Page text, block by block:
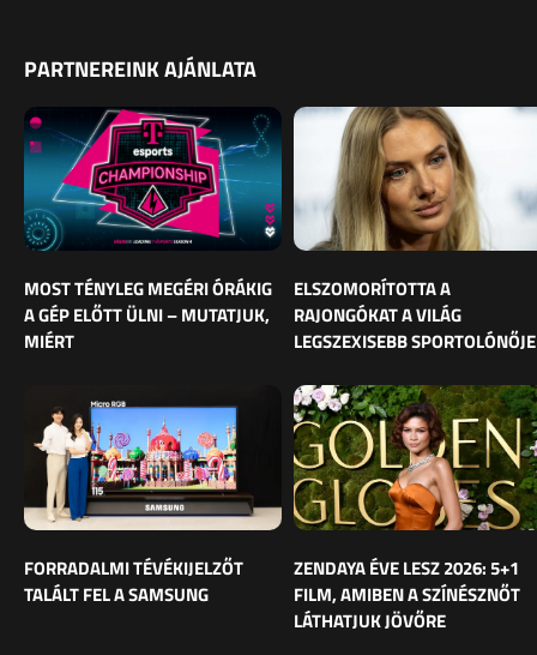
PARTNEREINK AJÁNLATA
MOST TÉNYLEG MEGÉRI ÓRÁKIG
A GÉP ELŐTT ÜLNI – MUTATJUK,
MIÉRT
ELSZOMORÍTOTTA A
RAJONGÓKAT A VILÁG
LEGSZEXISEBB SPORTOLÓNŐJE
FORRADALMI TÉVÉKIJELZŐT
TALÁLT FEL A SAMSUNG
ZENDAYA ÉVE LESZ 2026: 5+1
FILM, AMIBEN A SZÍNÉSZNŐT
LÁTHATJUK JÖVŐRE